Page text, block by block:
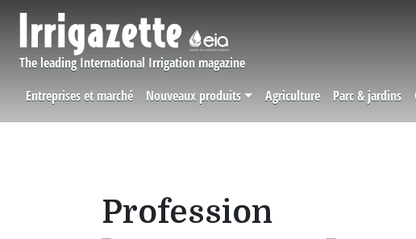
The leading International Irrigation magazine
Navigation principale
Entreprises et marché Nouveaux produits Agriculture Parc & jardins
Profession